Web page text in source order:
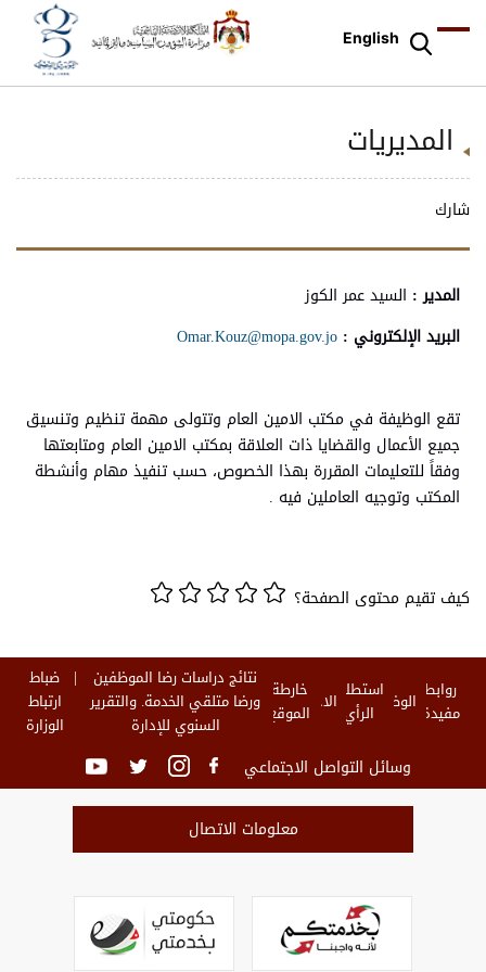
English
المديريات
شارك
المدير : السيد عمر الكوز
البريد الإلكتروني : Omar.Kouz@mopa.gov.jo
تقع الوظيفة في مكتب الامين العام وتتولى مهمة تنظيم وتنسيق
جميع الأعمال والقضايا ذات العلاقة بمكتب الامين العام ومتابعتها
وفقاً للتعليمات المقررة بهذا الخصوص، حسب تنفيذ مهام وأنشطة
المكتب وتوجيه العاملين فيه .
كيف تقيم محتوى الصفحة؟
روابط
مفيدة الوظائفاستطلاع
الرأي الاخبارخارطة
الموقع
نتائج دراسات رضا الموظفين
ورضا متلقي الخدمة. والتقرير
السنوي للإدارة
ضباط
ارتباط
الوزارة
وسائل التواصل الاجتماعي
معلومات الاتصال